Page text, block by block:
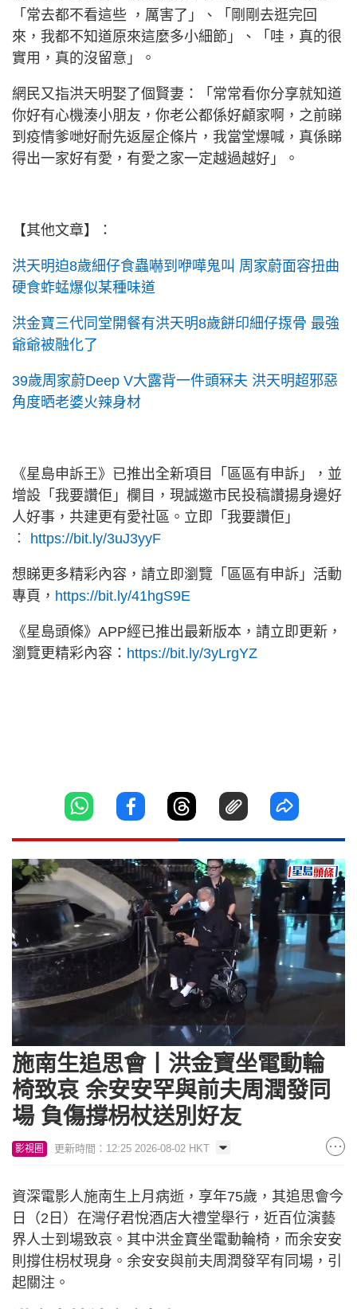
「常去都不看這些 ，厲害了」、「剛剛去逛完回
來，我都不知道原來這麼多小細節」、「哇，真的很
實用，真的沒留意」。
網民又指洪天明娶了個賢妻：「常常看你分享就知道
你好有心機湊小朋友，你老公都係好顧家啊，之前睇
到疫情爹哋好耐先返屋企條片，我當堂爆喊，真係睇
得出一家好有愛，有愛之家一定越過越好」。
【其他文章】：
洪天明迫8歲細仔食蟲嚇到咿嘩鬼叫 周家蔚面容扭曲
硬食蚱蜢爆似某種味道
洪金寶三代同堂開餐有洪天明8歲餅印細仔揼骨 最強
爺爺被融化了
39歲周家蔚Deep V大露背一件頭冧夫 洪天明超邪惡
角度晒老婆火辣身材
《星島申訴王》已推出全新項目「區區有申訴」，並
增設「我要讚佢」欄目，現誠邀市民投稿讚揚身邊好
人好事，共建更有愛社區。立即「我要讚佢」
︰ https://bit.ly/3uJ3yyF
想睇更多精彩內容，請立即瀏覽「區區有申訴」活動
專頁， https://bit.ly/41hgS9E
《星島頭條》APP經已推出最新版本，請立即更新，
瀏覽更精彩內容： https://bit.ly/3yLrgYZ
Loaded
81.56%
施南生追思會丨洪金寶坐電動輪
椅致哀 余安安罕與前夫周潤發同
場 負傷撐枴杖送別好友
影視圈 更新時間：12:25 2026-08-02 HKT
資深電影人施南生上月病逝，享年75歲，其追思會今
日（2日）在灣仔君悅酒店大禮堂舉行，近百位演藝
界人士到場致哀。其中洪金寶坐電動輪椅，而余安安
則撐住枴杖現身。余安安與前夫周潤發罕有同場，引
起關注。